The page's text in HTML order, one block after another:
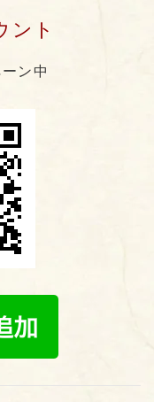
ント
ン中